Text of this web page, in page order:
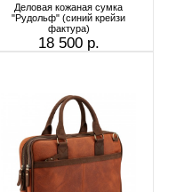
Деловая кожаная сумка
"Рудольф" (синий крейзи
фактура)
18 500 р.